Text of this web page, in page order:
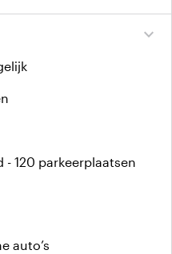
expand_more
- 120 parkeerplaatsen
auto’s